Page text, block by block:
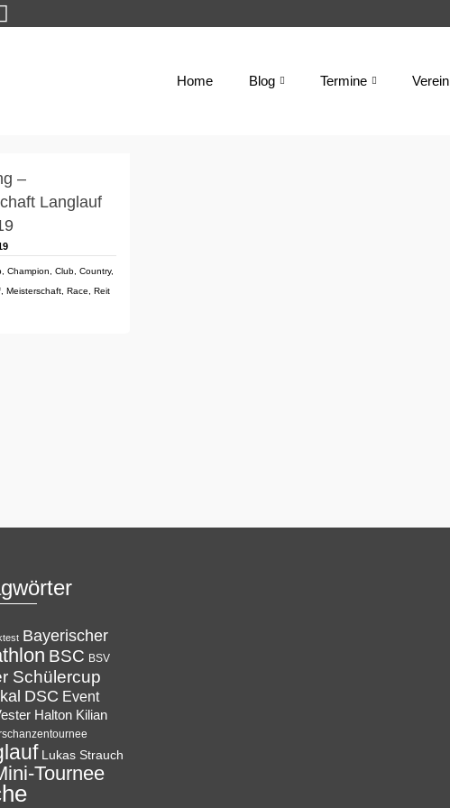
Home Blog Termine Verein
–
Langlauf
Champion Club Country,
Meisterschaft Race
Reit
Bayerischer
BSC BSV
Schülercup
DSC Event
Halton Kilian
Lukas Strauch
Tournee